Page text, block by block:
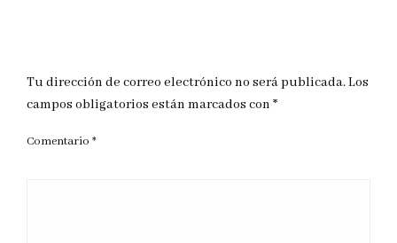
Tu dirección de correo electrónico no será publicada.Los
campos obligatorios están marcados con *
Comentario *